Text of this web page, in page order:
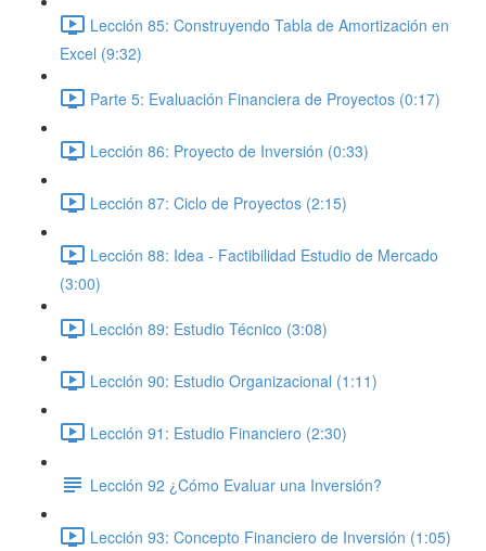
Lección 85: Construyendo Tabla de Amortización en
Excel (9:32)
Parte 5: Evaluación Financiera de Proyectos (0:17)
Lección 86: Proyecto de Inversión (0:33)
Lección 87: Ciclo de Proyectos (2:15)
Lección 88: Idea - Factibilidad Estudio de Mercado
(3:00)
Lección 89: Estudio Técnico (3:08)
Lección 90: Estudio Organizacional (1:11)
Lección 91: Estudio Financiero (2:30)
Lección 92 ¿Cómo Evaluar una Inversión?
Lección 93: Concepto Financiero de Inversión (1:05)